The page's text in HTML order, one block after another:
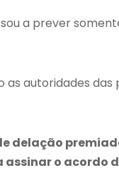
a prever
autoridades das
delação
assinar o acordo